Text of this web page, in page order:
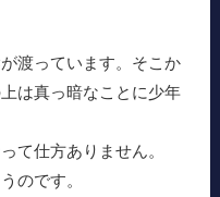
渡っています。そこか
は真っ暗なことに少年
て仕方ありません。
のです。